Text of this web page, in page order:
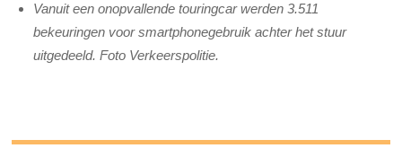
Vanuit een onopvallende touringcar werden 3.511
bekeuringen voor smartphonegebruik achter het stuur
uitgedeeld. Foto Verkeerspolitie.